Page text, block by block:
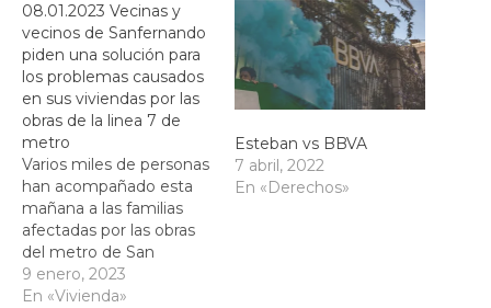
08.01.2023 Vecinas y
vecinos de Sanfernando
piden una solución para
los problemas causados
en sus viviendas por las
obras de la linea 7 de
metro
Varios miles de personas
han acompañado esta
mañana a las familias
afectadas por las obras
del metro de San
Fernando de Henares
que se han manifestado,
9 enero, 2023
En «Vivienda»
Esteban vs BBVA
7 abril, 2022
En «Derechos»